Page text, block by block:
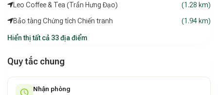
Leo Coffee & Tea (Trần Hưng Đạo) (1.28 km)
Bảo tàng Chứng tích Chiến tranh (1.94 km)
Hiển thị tất cả 33 địa điểm
Quy tắc chung
Nhận phòng